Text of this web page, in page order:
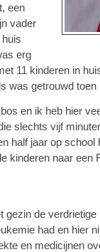
een
vader
erg
11 kinderen in
was getrouwd
en ik heb hier
slechts vijf
half jaar op
kinderen naar een
gezin de
had en hier
en medicijnen